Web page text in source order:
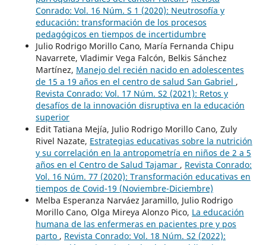
Conrado: Vol. 16 Núm. S 1 (2020): Neutrosofía y
educación: transformación de los procesos
pedagógicos en tiempos de incertidumbre
Julio Rodrigo Morillo Cano, María Fernanda Chipu
Navarrete, Vladimir Vega Falcón, Belkis Sánchez
Martínez, Manejo del recién nacido en adolescentes
de 15 a 19 años en el centro de salud San Gabriel ,
Revista Conrado: Vol. 17 Núm. S2 (2021): Retos y
desafíos de la innovación disruptiva en la educación
superior
Edit Tatiana Mejía, Julio Rodrigo Morillo Cano, Zuly
Rivel Nazate, Estrategias educativas sobre la nutrición
y su correlación en la antropometría en niños de 2 a 5
años en el Centro de Salud Tajamar , Revista Conrado:
Vol. 16 Núm. 77 (2020): Transformación educativas en
tiempos de Covid-19 (Noviembre-Diciembre)
Melba Esperanza Narváez Jaramillo, Julio Rodrigo
Morillo Cano, Olga Mireya Alonzo Pico, La educación
humana de las enfermeras en pacientes pre y pos
parto , Revista Conrado: Vol. 18 Núm. S2 (2022):